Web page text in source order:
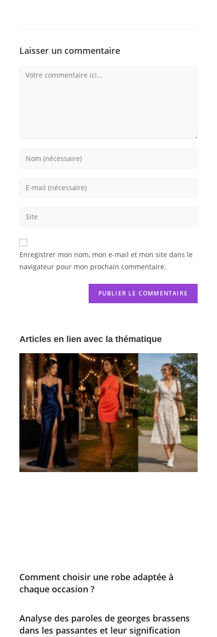
Laisser un commentaire
Enregistrer mon nom, mon e-mail et mon site dans le
navigateur pour mon prochain commentaire.
Articles en lien avec la thématique
Comment choisir une robe adaptée à
chaque occasion ?
Analyse des paroles de georges brassens
dans les passantes et leur signification